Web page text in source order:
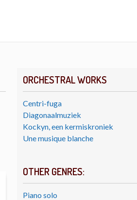
ORCHESTRAL WORKS
Centri-fuga
Diagonaalmuziek
Kockyn, een kermiskroniek
Une musique blanche
OTHER GENRES:
Piano solo